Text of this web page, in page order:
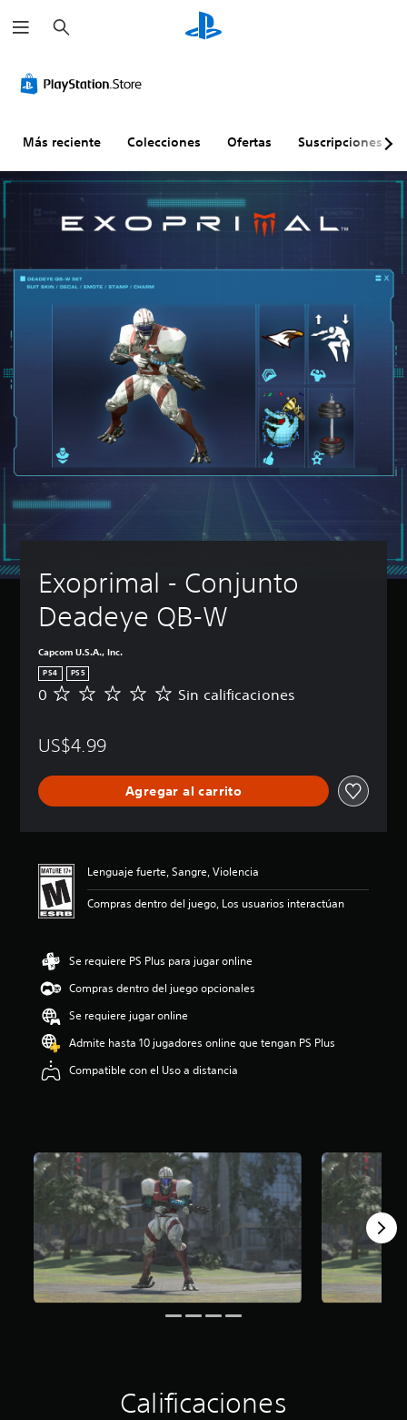
u
s
r
Más reciente Colecciones Ofertas Suscripciones
Exoprimal - Conjunto
Deadeye QB-W
Capcom U.S.A., Inc.
PS4 PS5
S
c
i
c
o
s
0 Sin calificaciones
US$4.99
Agregar al carrito
Lenguaje fuerte, Sangre, Violencia
Compras dentro del juego, Los usuarios interactúan
Se requiere PS Plus para jugar online
Compras dentro del juego opcionales
Se requiere jugar online
Admite hasta 10 jugadores online que tengan PS Plus
Compatible con el Uso a distancia
Calificaciones